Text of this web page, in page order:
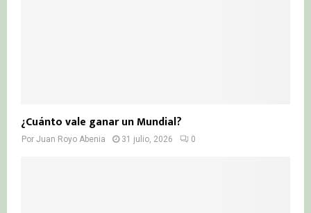
¿Cuánto vale ganar un Mundial?
Por Juan Royo Abenia 31 julio, 2026 0